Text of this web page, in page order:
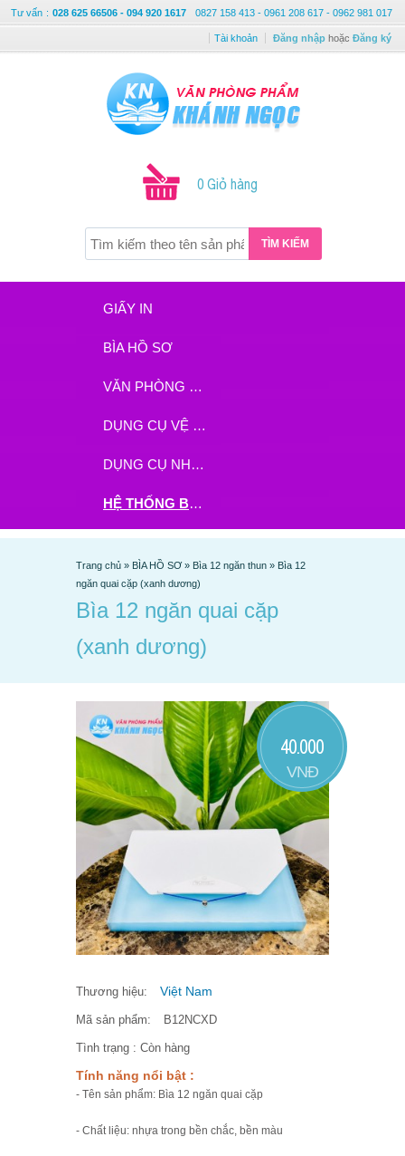
Tư vấn : 028 625 66506 - 094 920 1617 0827 158 413 - 0961 208 617 - 0962 981 017
Tài khoản Đăng nhập hoặc Đăng ký
0 Giỏ hàng
TÌM KIẾM
GIẤY IN
BÌA HỒ SƠ
VĂN PHÒNG PHẨM
DỤNG CỤ VỆ SINH
DỤNG CỤ NHÀ BẾP
HỆ THỐNG BHX - TGDĐ ĐẶT HÀNG TẠI ĐÂY
Trang chủ » BÌA HỒ SƠ » Bìa 12 ngăn thun » Bìa 12
ngăn quai cặp (xanh dương)
Bìa 12 ngăn quai cặp
(xanh dương)
40.000
VNĐ
Thương hiệu: Việt Nam
Mã sản phẩm: B12NCXD
Tình trạng : Còn hàng
Tính năng nổi bật :
- Tên sản phẩm: Bìa 12 ngăn quai cặp
- Chất liệu: nhựa trong bền chắc, bền màu